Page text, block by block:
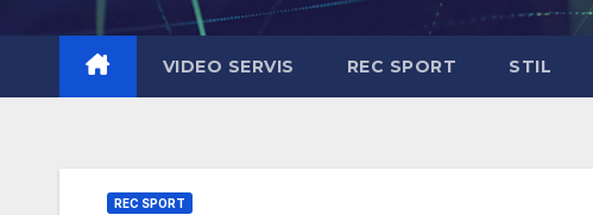
VIDEO SERVIS REC SPORT STIL
REC SPORT